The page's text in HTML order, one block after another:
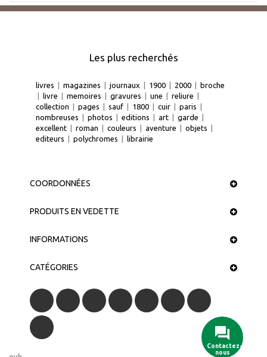
Les plus recherchés
livres magazines journaux 1900 2000
broche
livre memoires gravures une reliure
collection
pages sauf 1800 cuir paris
nombreuses
photos editions art garde
excellent
roman couleurs aventure objets
editeurs
polychromes librairie
COORDONNÉES
PRODUITS EN VEDETTE
INFORMATIONS
CATÉGORIES